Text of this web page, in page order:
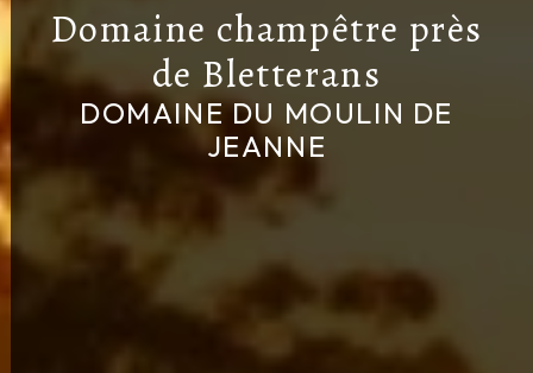
Domaine champêtre près
de Bletterans
DOMAINE DU MOULIN DE
JEANNE